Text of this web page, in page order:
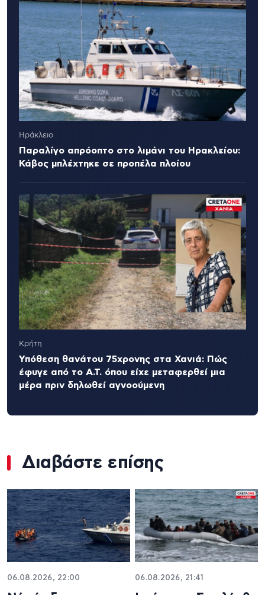
Ηράκλειο
Παραλίγο απρόοπτο στο λιμάνι του Ηρακλείου:
Κάβος μπλέχτηκε σε προπέλα πλοίου
Κρήτη
Υπόθεση θανάτου 75χρονης στα Χανιά: Πώς
έφυγε από το Α.Τ. όπου είχε μεταφερθεί μια
μέρα πριν δηλωθεί αγνοούμενη
Διαβάστε επίσης
06.08.2026, 22:00 06.08.2026, 21:41